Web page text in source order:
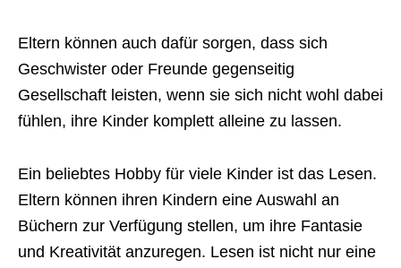
Eltern können auch dafür sorgen, dass sich
Geschwister oder Freunde gegenseitig
Gesellschaft leisten, wenn sie sich nicht wohl dabei
fühlen, ihre Kinder komplett alleine zu lassen.
Ein beliebtes Hobby für viele Kinder ist das Lesen.
Eltern können ihren Kindern eine Auswahl an
Büchern zur Verfügung stellen, um ihre Fantasie
und Kreativität anzuregen. Lesen ist nicht nur eine